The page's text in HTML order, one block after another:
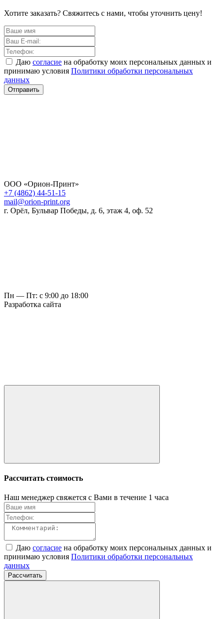
Хотите заказать? Свяжитесь с нами, чтобы уточнить цену!
Даю согласие на обработку моих персональных данных и
принимаю условия Политики обработки персональных
данных
Отправить
ООО «Орион-Принт»
+7 (4862) 44-51-15
mail@orion-print.org
г. Орёл, Бульвар Победы, д. 6, этаж 4, оф. 52
Пн — Пт: с 9:00 до 18:00
Разработка сайта
Рассчитать стоимость
Наш менеджер свяжется с Вами в течение 1 часа
Даю согласие на обработку моих персональных данных и
принимаю условия Политики обработки персональных
данных
Рассчитать